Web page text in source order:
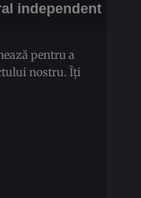
independent
pentru a
nostru. Îți